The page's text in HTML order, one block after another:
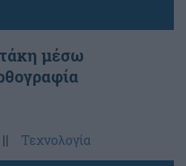
μέσω
|| Τεχνολογία